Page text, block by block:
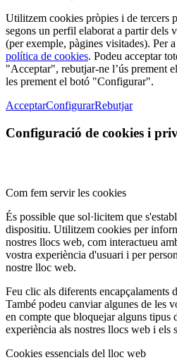
Utilitzem cookies pròpies i de tercers
segons un perfil elaborat a partir dels
(per exemple, pàgines visitades). Per
política de cookies. Podeu acceptar
"Acceptar", rebutjar-ne l’ús prement
les prement el botó "Configurar".
AcceptarConfigurarRebutjar
Configuració de cookies i
Com fem servir les cookies
És possible que sol·licitem que
dispositiu. Utilitzem cookies per
nostres llocs web, com interactueu
vostra experiència d'usuari i per
nostre lloc web.
Feu clic als diferents encapçalaments
També podeu canviar algunes de les
en compte que bloquejar alguns tipus
experiència als nostres llocs web i els
Cookies essencials del lloc web